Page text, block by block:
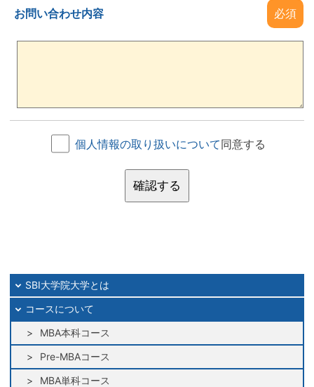
お問い合わせ内容 必須
個人情報の取り扱いについて同意する
確認する
SBI大学院大学とは
コースについて
MBA本科コース
Pre-MBAコース
MBA単科コース